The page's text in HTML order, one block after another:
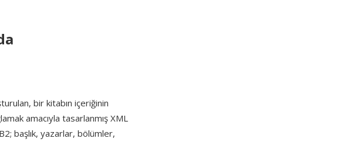
bir kitabın içeriğinin
amacıyla tasarlanmış XML
başlık, yazarlar, bölümler,